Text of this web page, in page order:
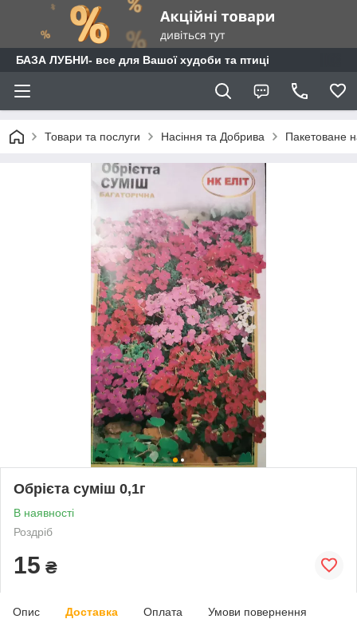
БАЗА ЛУБНИ- все для Вашої худоби та птиці
Товари та послуги Насіння та Добрива Пакетоване
Обрієта суміш 0,1г
В наявності
Роздріб
15 ₴
Опис Доставка Оплата Умови повернення